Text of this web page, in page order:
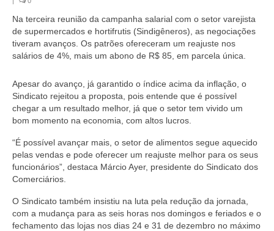
Coletivo Margaridas
Coletivo de Igualdade Racial
SERVIÇOS
Acordos e convenções
Cadastro de empresa
Homologações
Declarações
Na terceira reunião da campanha salarial com o setor varejista
de supermercados e hortifrutis (Sindigêneros), as negociações
tiveram avanços. Os patrões ofereceram um reajuste nos
salários de 4%, mais um abono de R$ 85, em parcela única.
Apesar do avanço, já garantido o índice acima da inflação, o
Sindicato rejeitou a proposta, pois entende que é possível
chegar a um resultado melhor, já que o setor tem vivido um
bom momento na economia, com altos lucros.
“É possível avançar mais, o setor de alimentos segue aquecido
pelas vendas e pode oferecer um reajuste melhor para os seus
funcionários”, destaca Márcio Ayer, presidente do Sindicato dos
Comerciários.
O Sindicato também insistiu na luta pela redução da jornada,
com a mudança para as seis horas nos domingos e feriados e o
fechamento das lojas nos dias 24 e 31 de dezembro no máximo